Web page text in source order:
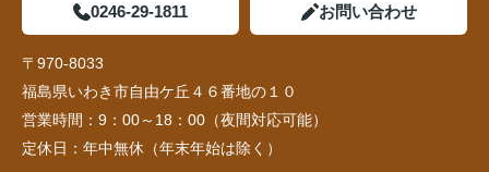
0246-29-1811 お問い合わせ
〒970-8033
福島県いわき市自由ケ丘４６番地の１０
営業時間： 9：00～18：00（夜間対応可能）
定休日： 年中無休（年末年始は除く）